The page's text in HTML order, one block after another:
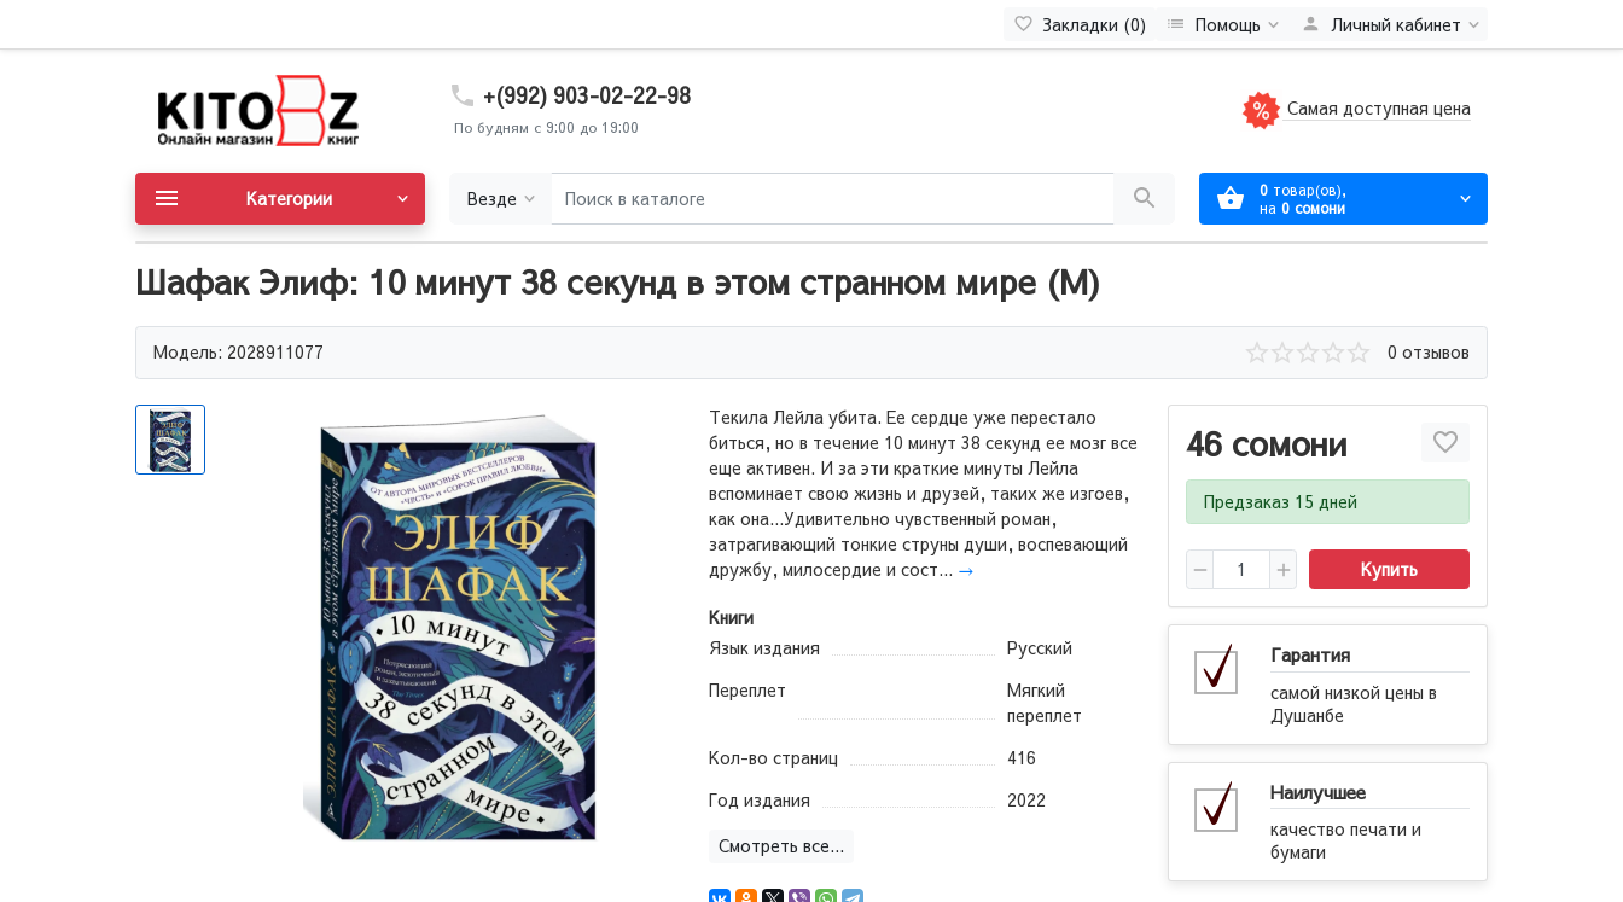
Закладки (0) Помощь Личный кабинет
+(992) 903-02-22-98
По будням с 9:00 до 19:00
Самая доступная цена
Везде 0 товар(ов),
на 0 сомони
Категории
Шафак Элиф: 10 минут 38 секунд в этом странном мире (М)
Модель: 2028911077 0 отзывов
46 сомони
Предзаказ 15 дней
Купить
Гарантия
самой низкой цены в
Душанбе
Наилучшее
качество печати и
бумаги
Текила Лейла убита. Ее сердце уже перестало
биться, но в течение 10 минут 38 секунд ее мозг все
еще активен. И за эти краткие минуты Лейла
вспоминает свою жизнь и друзей, таких же изгоев,
как она...Удивительно чувственный роман,
затрагивающий тонкие струны души, воспевающий
дружбу, милосердие и сост... →
Книги
Язык издания
Русский
Переплет
Мягкий
переплет
Кол-во страниц
416
Год издания
2022
Смотреть все...